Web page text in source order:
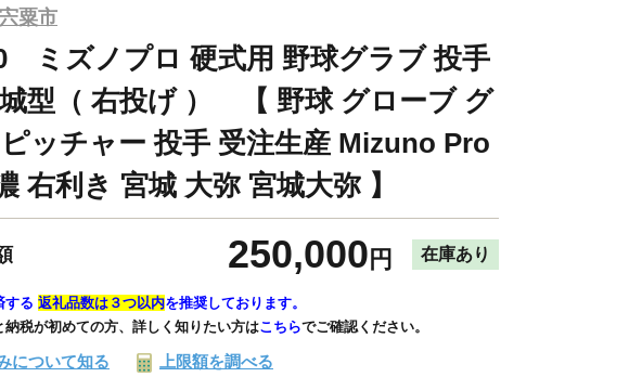
粟市
ミズノプロ 硬式用 野球グラブ 投手
型（ 右投げ ） 【 野球 グローブ グ
ッチャー 投手 受注生産 Mizuno Pro
右利き 宮城 大弥 宮城大弥 】
250,000 円 在庫あり
する 返礼品数は３つ以内を推奨しております。
納税が初めての方、詳しく知りたい方はこちらでご確認ください。
について知る 上限額を調べる